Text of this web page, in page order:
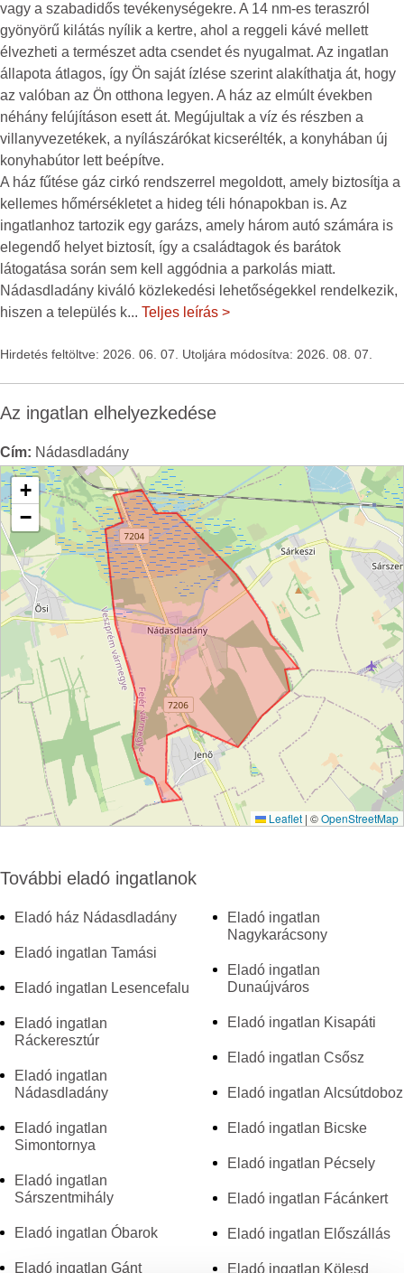
vagy a szabadidős tevékenységekre. A 14 nm-es teraszról
gyönyörű kilátás nyílik a kertre, ahol a reggeli kávé mellett
élvezheti a természet adta csendet és nyugalmat. Az ingatlan
állapota átlagos, így Ön saját ízlése szerint alakíthatja át, hogy
az valóban az Ön otthona legyen. A ház az elmúlt években
néhány felújításon esett át. Megújultak a víz és részben a
villanyvezetékek, a nyílászárókat kicserélték, a konyhában új
konyhabútor lett beépítve.
A ház fűtése gáz cirkó rendszerrel megoldott, amely biztosítja a
kellemes hőmérsékletet a hideg téli hónapokban is. Az
ingatlanhoz tartozik egy garázs, amely három autó számára is
elegendő helyet biztosít, így a családtagok és barátok
látogatása során sem kell aggódnia a parkolás miatt.
Nádasdladány kiváló közlekedési lehetőségekkel rendelkezik,
hiszen a település k... Teljes leírás >
Hirdetés feltöltve: 2026. 06. 07. Utoljára módosítva: 2026. 08. 07.
Az ingatlan elhelyezkedése
Cím: Nádasdladány
+
−
Leaflet | ©OpenStreetMap
További eladó ingatlanok
Eladó ház Nádasdladány
Eladó ingatlan Tamási
Eladó ingatlan Lesencefalu
Eladó ingatlan
Ráckeresztúr
Eladó ingatlan
Nádasdladány
Eladó ingatlan
Simontornya
Eladó ingatlan
Sárszentmihály
Eladó ingatlan Óbarok
Eladó ingatlan Gánt
Eladó ingatlan
Nagykarácsony
Eladó ingatlan
Dunaújváros
Eladó ingatlan Kisapáti
Eladó ingatlan Csősz
Eladó ingatlan Alcsútdoboz
Eladó ingatlan Bicske
Eladó ingatlan Pécsely
Eladó ingatlan Fácánkert
Eladó ingatlan Előszállás
Eladó ingatlan Kölesd